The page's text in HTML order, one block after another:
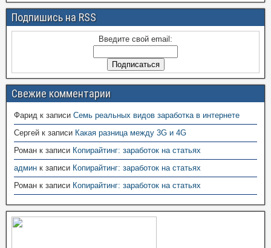
Подпишись на RSS
Введите свой email:
Свежие комментарии
Фарид к записи Семь реальных видов заработка в интернете
Сергей к записи Какая разница между 3G и 4G
Роман к записи Копирайтинг: заработок на статьях
админ к записи Копирайтинг: заработок на статьях
Роман к записи Копирайтинг: заработок на статьях